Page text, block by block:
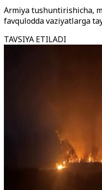
Armiya tushuntirishicha,
favqulodda vaziyatlarga
TAVSIYA ETILADI